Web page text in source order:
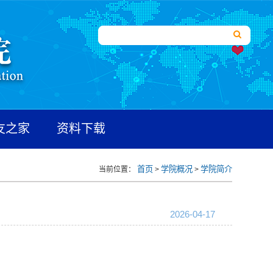
家 资料下载
当前位置： 首页 > 学院概况 > 学院简介
2026-04-17